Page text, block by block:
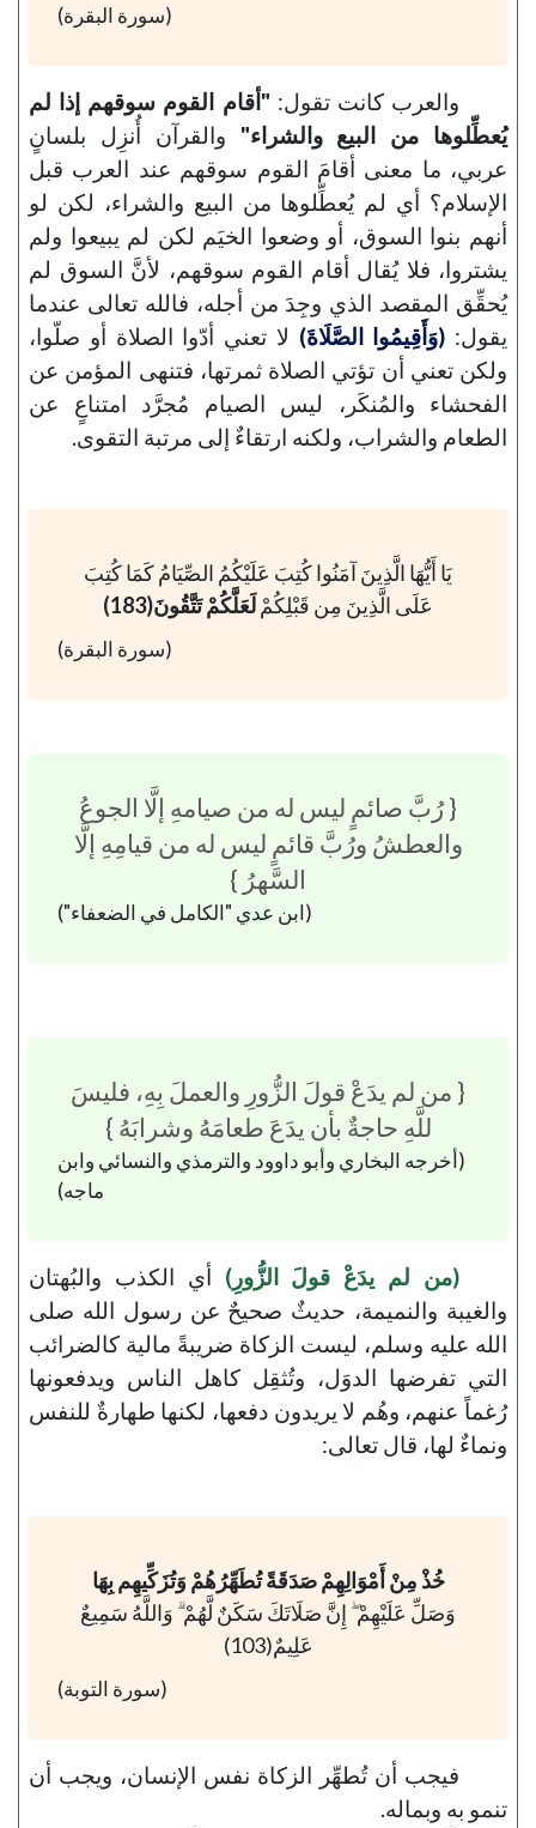
(سورة البقرة)
والعرب كانت تقول: "أقام القوم سوقهم إذا لم
يُعطِّلوها من البيع والشراء" والقرآن أُنزِل بلسانٍ
عربي، ما معنى أقامَ القوم سوقهم عند العرب قبل
الإسلام؟ أي لم يُعطِّلوها من البيع والشراء، لكن لو
أنهم بنوا السوق، أو وضعوا الخيَم لكن لم يبيعوا ولم
يشتروا، فلا يُقال أقام القوم سوقهم، لأنَّ السوق لم
يُحقِّق المقصد الذي وجِدَ من أجله، فالله تعالى عندما
يقول: (وَأَقِيمُوا الصَّلَاةَ) لا تعني أدّوا الصلاة أو صلّوا،
ولكن تعني أن تؤتي الصلاة ثمرتها، فتنهى المؤمن عن
الفحشاء والمُنكَر، ليس الصيام مُجرَّد امتناعٍ عن
الطعام والشراب، ولكنه ارتقاءٌ إلى مرتبة التقوى.
يَا أَيُّهَا الَّذِينَ آمَنُوا كُتِبَ عَلَيْكُمُ الصِّيَامُ كَمَا كُتِبَ
عَلَى الَّذِينَ مِن قَبْلِكُمْلَعَلَّكُمْ تَتَّقُونَ(183)
(سورة البقرة)
{ رُبَّ صائمٍ ليس له من صيامهِ إلَّا الجوعُ
والعطشُ ورُبَّ قائمٍ ليس له من قيامِهِ إلَّا
السَّهرُ }
(ابن عدي "الكامل في الضعفاء")
{ من لم يدَعْ قولَ الزُّورِ والعملَ بِهِ، فليسَ
للَّهِ حاجةٌ بأن يدَعَ طعامَهُ وشرابَهُ }
(أخرجه البخاري وأبو داوود والترمذي والنسائي وابن
ماجه)
(من لم يدَعْ قولَ الزُّورِ) أي الكذب والبُهتان
والغيبة والنميمة، حديثٌ صحيحٌ عن رسول الله صلى
الله عليه وسلم، ليست الزكاة ضريبةً مالية كالضرائب
التي تفرضها الدوَل، وتُثقِل كاهل الناس ويدفعونها
رُغماً عنهم، وهُم لا يريدون دفعها، لكنها طهارةٌ للنفس
ونماءٌ لها، قال تعالى:
خُذْ مِنْ أَمْوَالِهِمْ صَدَقَةً تُطَهِّرُهُمْ وَتُزَكِّيهِم بِهَا
وَصَلِّ عَلَيْهِمْ ۖ إِنَّ صَلَاتَكَ سَكَنٌ لَّهُمْ ۗ وَاللَّهُ سَمِيعٌ
عَلِيمٌ(103)
(سورة التوبة)
فيجب أن تُطهِّر الزكاة نفس الإنسان، ويجب أن
تنمو به وبماله.